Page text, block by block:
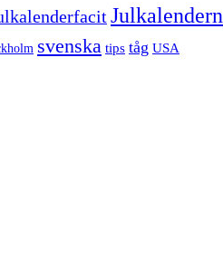
Julkalendern
svenska tips tåg USA